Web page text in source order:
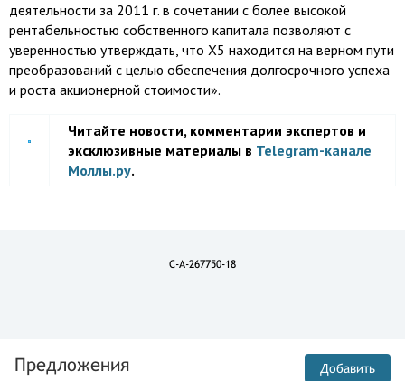
деятельности за 2011 г. в сочетании с более высокой
рентабельностью собственного капитала позволяют с
уверенностью утверждать, что Х5 находится на верном пути
преобразований с целью обеспечения долгосрочного успеха
и роста акционерной стоимости».
Читайте новости, комментарии экспертов и
эксклюзивные материалы в Telegram-канале
Моллы.ру.
C-A-267750-18
Предложения Добавить